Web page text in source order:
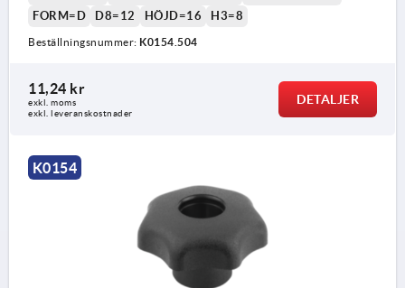
Form K: gängbussning, med lock
FORM=D
D8=12 HÖJD=16 H3=8
Beställningsnummer: K0154.504
11,24 kr
exkl. moms
exkl. leveranskostnader
DETALJER
K0154